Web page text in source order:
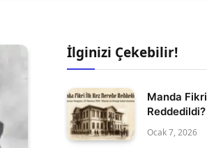
İlginizi Çekebilir!
Manda
Reddedildi?
Ocak 7, 2026